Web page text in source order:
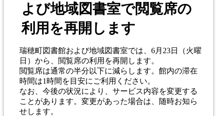
よび地域図書室で閲覧席の
利用を再開します
瑞穂町図書館および地域図書室では、6月23日（火曜
日）から、閲覧席の利用を再開します。
閲覧席は通常の半分以下に減らします。館内の滞在
時間は1時間を目安にご利用ください。
なお、今後の状況により、サービス内容を変更する
ことがあります。変更があった場合は、随時お知ら
せします。